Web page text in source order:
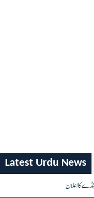
Latest Urdu News
کا اعلان